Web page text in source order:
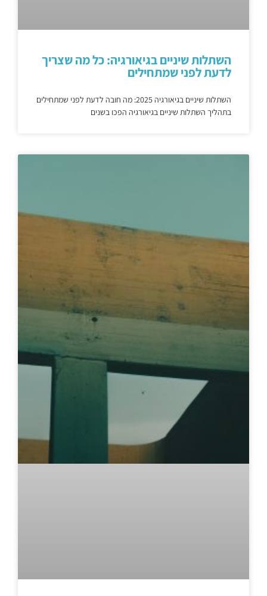
השתלות שיניים בגיאורגיה: כל מה שצריך
לדעת לפני שמתחילים
השתלות שיניים בגיאורגיה 2025: מה חובה לדעת לפני שמתחילים
בתהליך השתלות שיניים בגיאורגיה הפכו בשנים